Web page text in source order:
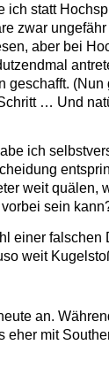
ich statt
zwar
aber bei
geschafft.
… Und
ich
weit quälen,
sein
einer falschen
weit
an.
eher mit